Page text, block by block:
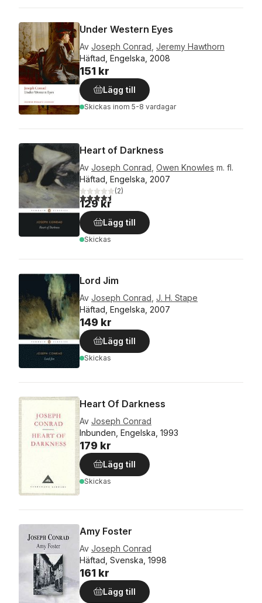
Under Western Eyes
Av Joseph Conrad Jeremy Hawthorn
Häftad, Engelska, 2008
151 kr
Lägg till
Skickas inom 5-8 vardagar
Heart of Darkness
Av Joseph Conrad, Owen Knowles m. fl.
Häftad, Engelska, 2007
4,5utav 5 stjärnor. Totalt antal röster:
(2)
129 kr
Lägg till
Skickas
Lord Jim
Av Joseph Conrad, J. H. Stape
Häftad, Engelska, 2007
149 kr
Lägg till
Skickas
Heart Of Darkness
Av Joseph Conrad
Inbunden, Engelska, 1993
179 kr
Lägg till
Skickas
Amy Foster
Av Joseph Conrad
Häftad, Svenska, 1998
161 kr
Lägg till